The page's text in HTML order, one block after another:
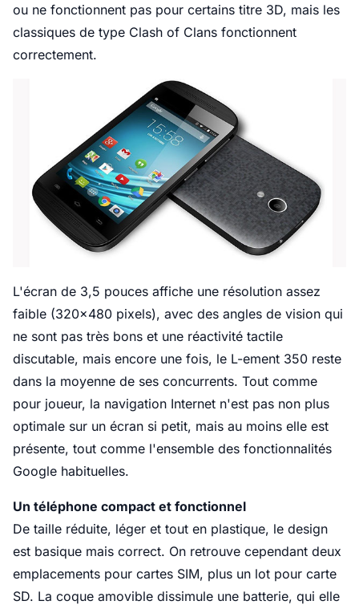
ou ne fonctionnent pas pour certains titre 3D, mais les
classiques de type Clash of Clans fonctionnent
correctement.
L'écran de 3,5 pouces affiche une résolution assez
faible (320x480 pixels), avec des angles de vision qui
ne sont pas très bons et une réactivité tactile
discutable, mais encore une fois, le L-ement 350 reste
dans la moyenne de ses concurrents. Tout comme
pour joueur, la navigation Internet n'est pas non plus
optimale sur un écran si petit, mais au moins elle est
présente, tout comme l'ensemble des fonctionnalités
Google habituelles.
Un téléphone compact et fonctionnel
De taille réduite, léger et tout en plastique, le design
est basique mais correct. On retrouve cependant deux
emplacements pour cartes SIM, plus un lot pour carte
SD. La coque amovible dissimule une batterie, qui elle